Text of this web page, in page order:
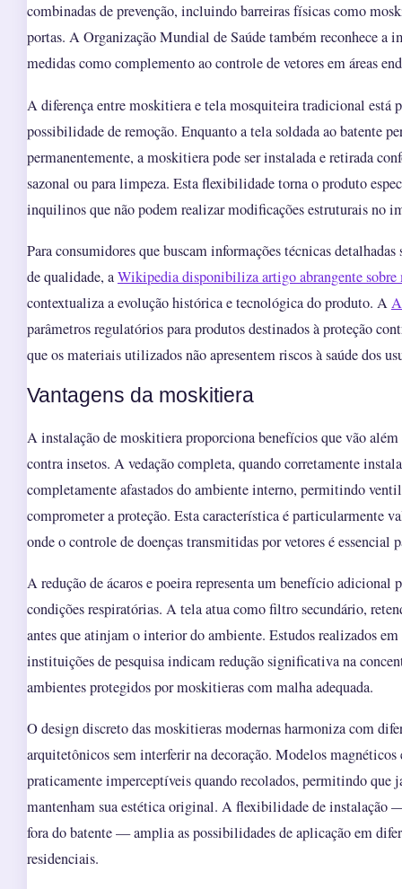
combinadas de prevenção, incluindo barreiras físicas como
portas. A Organização Mundial de Saúde também reconhece a
medidas como complemento ao controle de vetores em áreas
A diferença entre moskitiera e tela mosquiteira tradicional está
possibilidade de remoção. Enquanto a tela soldada ao batente
permanentemente, a moskitiera pode ser instalada e retirada
sazonal ou para limpeza. Esta flexibilidade torna o produto
inquilinos que não podem realizar modificações estruturais no
Para consumidores que buscam informações técnicas
de qualidade, aWikipedia disponibiliza artigo abrangente sobre
contextualiza a evolução histórica e tecnológica do produto. A
parâmetros regulatórios para produtos destinados à proteção
que os materiais utilizados não apresentem riscos à saúde dos
Vantagens da moskitiera
A instalação de moskitiera proporciona benefícios que vão
contra insetos. A vedação completa, quando corretamente
completamente afastados do ambiente interno, permitindo
comprometer a proteção. Esta característica é particularmente
onde o controle de doenças transmitidas por vetores é essencial
A redução de ácaros e poeira representa um benefício adicional
condições respiratórias. A tela atua como filtro secundário,
antes que atinjam o interior do ambiente. Estudos realizados
instituições de pesquisa indicam redução significativa na
ambientes protegidos por moskitieras com malha adequada.
O design discreto das moskitieras modernas harmoniza com
arquitetônicos sem interferir na decoração. Modelos magnéticos
praticamente imperceptíveis quando recolados, permitindo que
mantenham sua estética original. A flexibilidade de instalação
fora do batente — amplia as possibilidades de aplicação em
residenciais.